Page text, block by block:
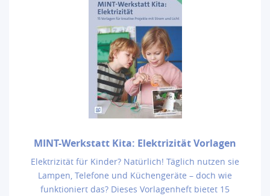
MINT-Werkstatt Kita: Elektrizität Vorlagen
Elektrizität für Kinder? Natürlich! Täglich nutzen sie
Lampen, Telefone und Küchengeräte – doch wie
funktioniert das? Dieses Vorlagenheft bietet 15